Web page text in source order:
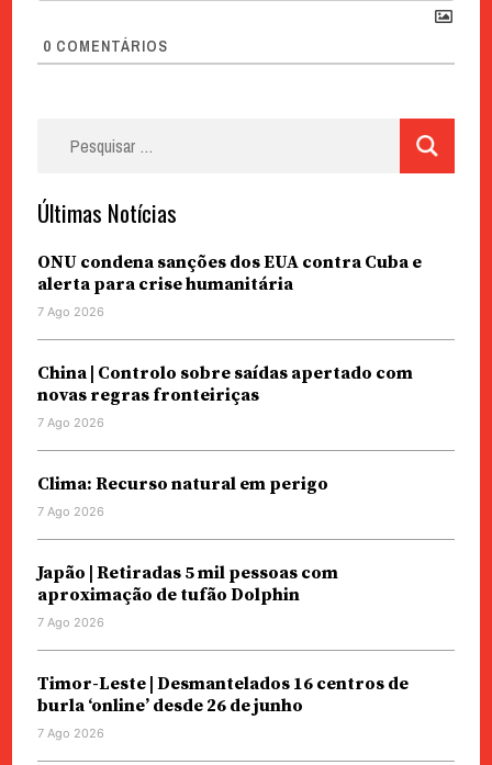
0 COMENTÁRIOS
Últimas Notícias
ONU condena sanções dos EUA contra Cuba e
alerta para crise humanitária
7 Ago 2026
China | Controlo sobre saídas apertado com
novas regras fronteiriças
7 Ago 2026
Clima: Recurso natural em perigo
7 Ago 2026
Japão | Retiradas 5 mil pessoas com
aproximação de tufão Dolphin
7 Ago 2026
Timor-Leste | Desmantelados 16 centros de
burla ‘online’ desde 26 de junho
7 Ago 2026